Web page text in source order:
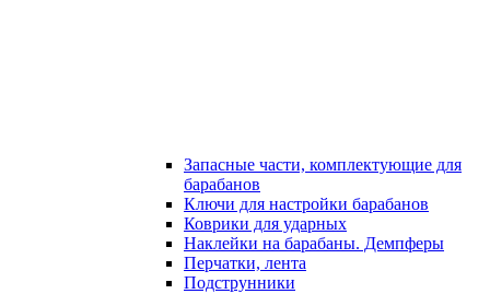
Запасные части, комплектующие для
барабанов
Ключи для настройки барабанов
Коврики для ударных
Наклейки на барабаны. Демпферы
Перчатки, лента
Подструнники